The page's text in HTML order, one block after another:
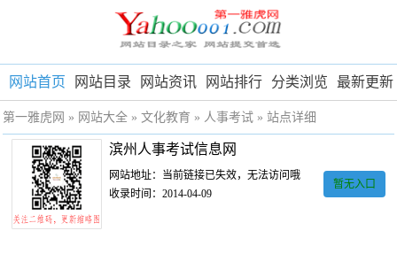
网站首页 网站目录 网站资讯 网站排行 分类浏览 最新更新
第一雅虎网 » 网站大全 » 文化教育 » 人事考试 » 站点详细
滨州人事考试信息网
网站地址：当前链接已失效，无法访问哦
收录时间：2014-04-09
暂无入口